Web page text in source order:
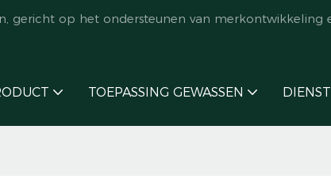
gericht op het ondersteunen van merkontwikkeling
TOEPASSING GEWASSEN DIENST